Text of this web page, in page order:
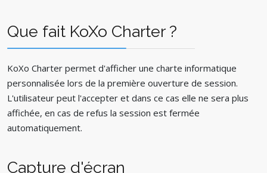
Que fait KoXo Charter ?
KoXo Charter permet d'afficher une charte informatique
personnalisée lors de la première ouverture de session.
L'utilisateur peut l'accepter et dans ce cas elle ne sera plus
affichée, en cas de refus la session est fermée
automatiquement.
Capture d'écran